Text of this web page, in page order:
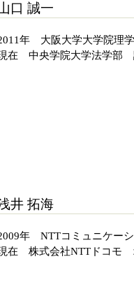
口 誠一
年 大阪大学大学院理
在 中央学院大学法学部
井 拓海
年 NTTコミュニケー
在 株式会社NTTドコモ